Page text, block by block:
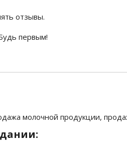
отзывы.
первым!
молочной продукции,